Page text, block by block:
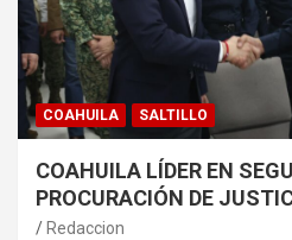
COAHUILA SALTILLO
COAHUILA LÍDER EN
PROCURACIÓN DE
Redaccion